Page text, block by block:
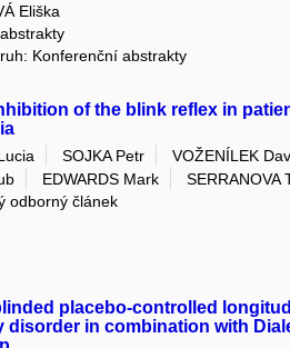
Eliška
Konferenční abstrakty
of the blink reflex in
SOJKA Petr VOŽENÍLEK
EDWARDS Mark
SERRANOVA
odborný článek
placebo-controlled
disorder in combination with